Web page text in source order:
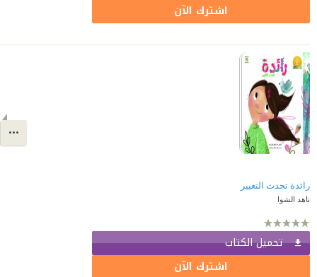
اشترك الآن
رائدة تحدث التغيير
ناهد الشوا
تحميل الكتاب
اشترك الآن